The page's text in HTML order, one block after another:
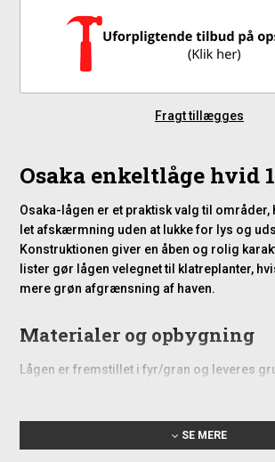
Fragt tillægges
Osaka enkeltlåge hvid
Osaka-lågen er et praktisk valg til områder,
let afskærmning uden at lukke for lys og
Konstruktionen giver en åben og rolig
lister gør lågen velegnet til klatreplanter,
mere grøn afgrænsning af haven.
Materialer og opbygning
Lågen er fremstillet i fyr/gran og leveres
for at give en ensartet struktur.
rustfrie slagskruer, som bidrager til en
SE MERE